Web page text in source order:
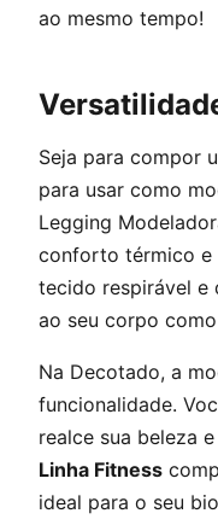
ao mesmo tempo!
Seja para compor
para usar como
Legging
conforto térmico e
tecido respirável e
ao seu corpo
Na Decotado, a
funcionalidade.
realce sua beleza
Linha Fitness
ideal para o seu